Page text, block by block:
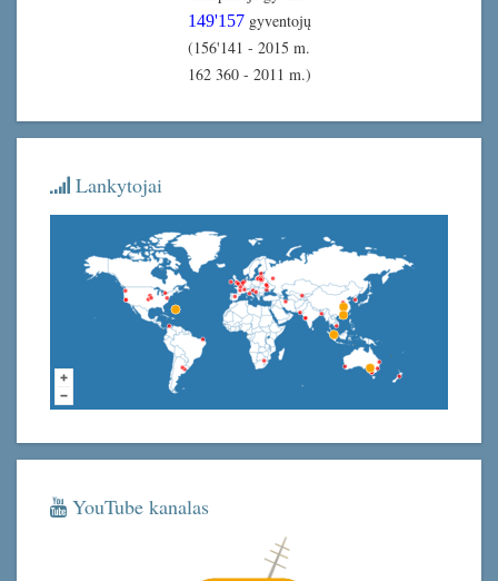
149'157 gyventojų
(156'141 - 2015 m.
162 360 - 2011 m.)
Lankytojai
YouTube kanalas